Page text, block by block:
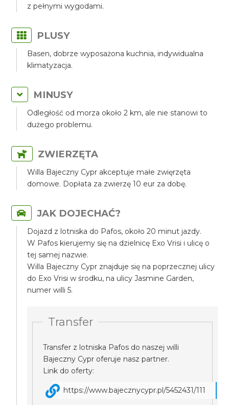
z pełnymi wygodami.
PLUSY
Basen, dobrze wyposażona kuchnia, indywidualna
klimatyzacja.
MINUSY
Odległość od morza około 2 km, ale nie stanowi to
dużego problemu.
ZWIERZĘTA
Willa Bajeczny Cypr akceptuje małe zwięrzęta
domowe. Dopłata za zwierzę 10 eur za dobę.
JAK DOJECHAĆ?
Dojazd z lotniska do Pafos, około 20 minut jazdy.
W Pafos kierujemy się na dzielnicę Exo Vrisi i ulicę o
tej samej nazwie.
Willa Bajeczny Cypr znajduje się na poprzecznej ulicy
do Exo Vrisi w środku, na ulicy Jasmine Garden,
numer willi 5.
Transfer
Transfer z lotniska Pafos do naszej willi
Bajeczny Cypr oferuje nasz partner.
Link do oferty:
https://www.bajecznycypr.pl/5452431/111